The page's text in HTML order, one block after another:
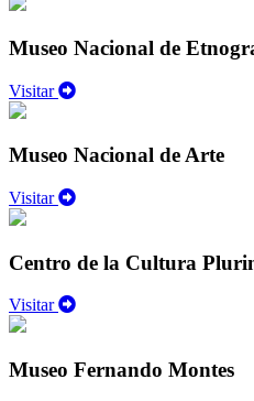
Museo Nacional de
Visitar
Museo Nacional de Arte
Visitar
Centro de la Cultura
Visitar
Museo Fernando Montes